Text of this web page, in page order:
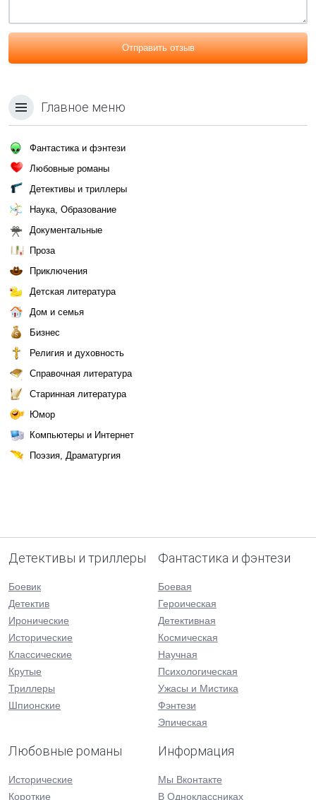
Отправить отзыв
Главное меню
Фантастика и фэнтези
Любовные романы
Детективы и триллеры
Наука, Образование
Документальные
Проза
Приключения
Детская литература
Дом и семья
Бизнес
Религия и духовность
Справочная литература
Старинная литература
Юмор
Компьютеры и Интернет
Поэзия, Драматургия
Детективы и триллеры
Боевик
Детектив
Иронические
Исторические
Классические
Крутые
Триллеры
Шпионские
Фантастика и фэнтези
Боевая
Героическая
Детективная
Космическая
Научная
Психологическая
Ужасы и Мистика
Фэнтези
Эпическая
Любовные романы
Исторические
Короткие
Информация
Мы Вконтакте
В Одноклассниках